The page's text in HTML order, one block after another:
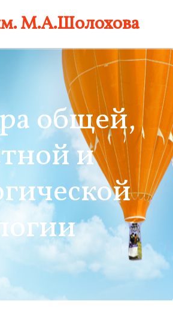
М.А.Шолохова
общей,
и